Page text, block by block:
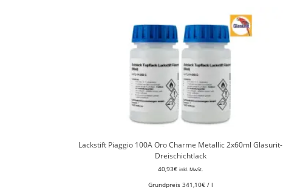
Lackstift Piaggio 100A Oro Charme Metallic 2x60ml Glasurit-
Dreischichtlack
40,93€ inkl. MwSt.
Grundpreis 341,10€/ l